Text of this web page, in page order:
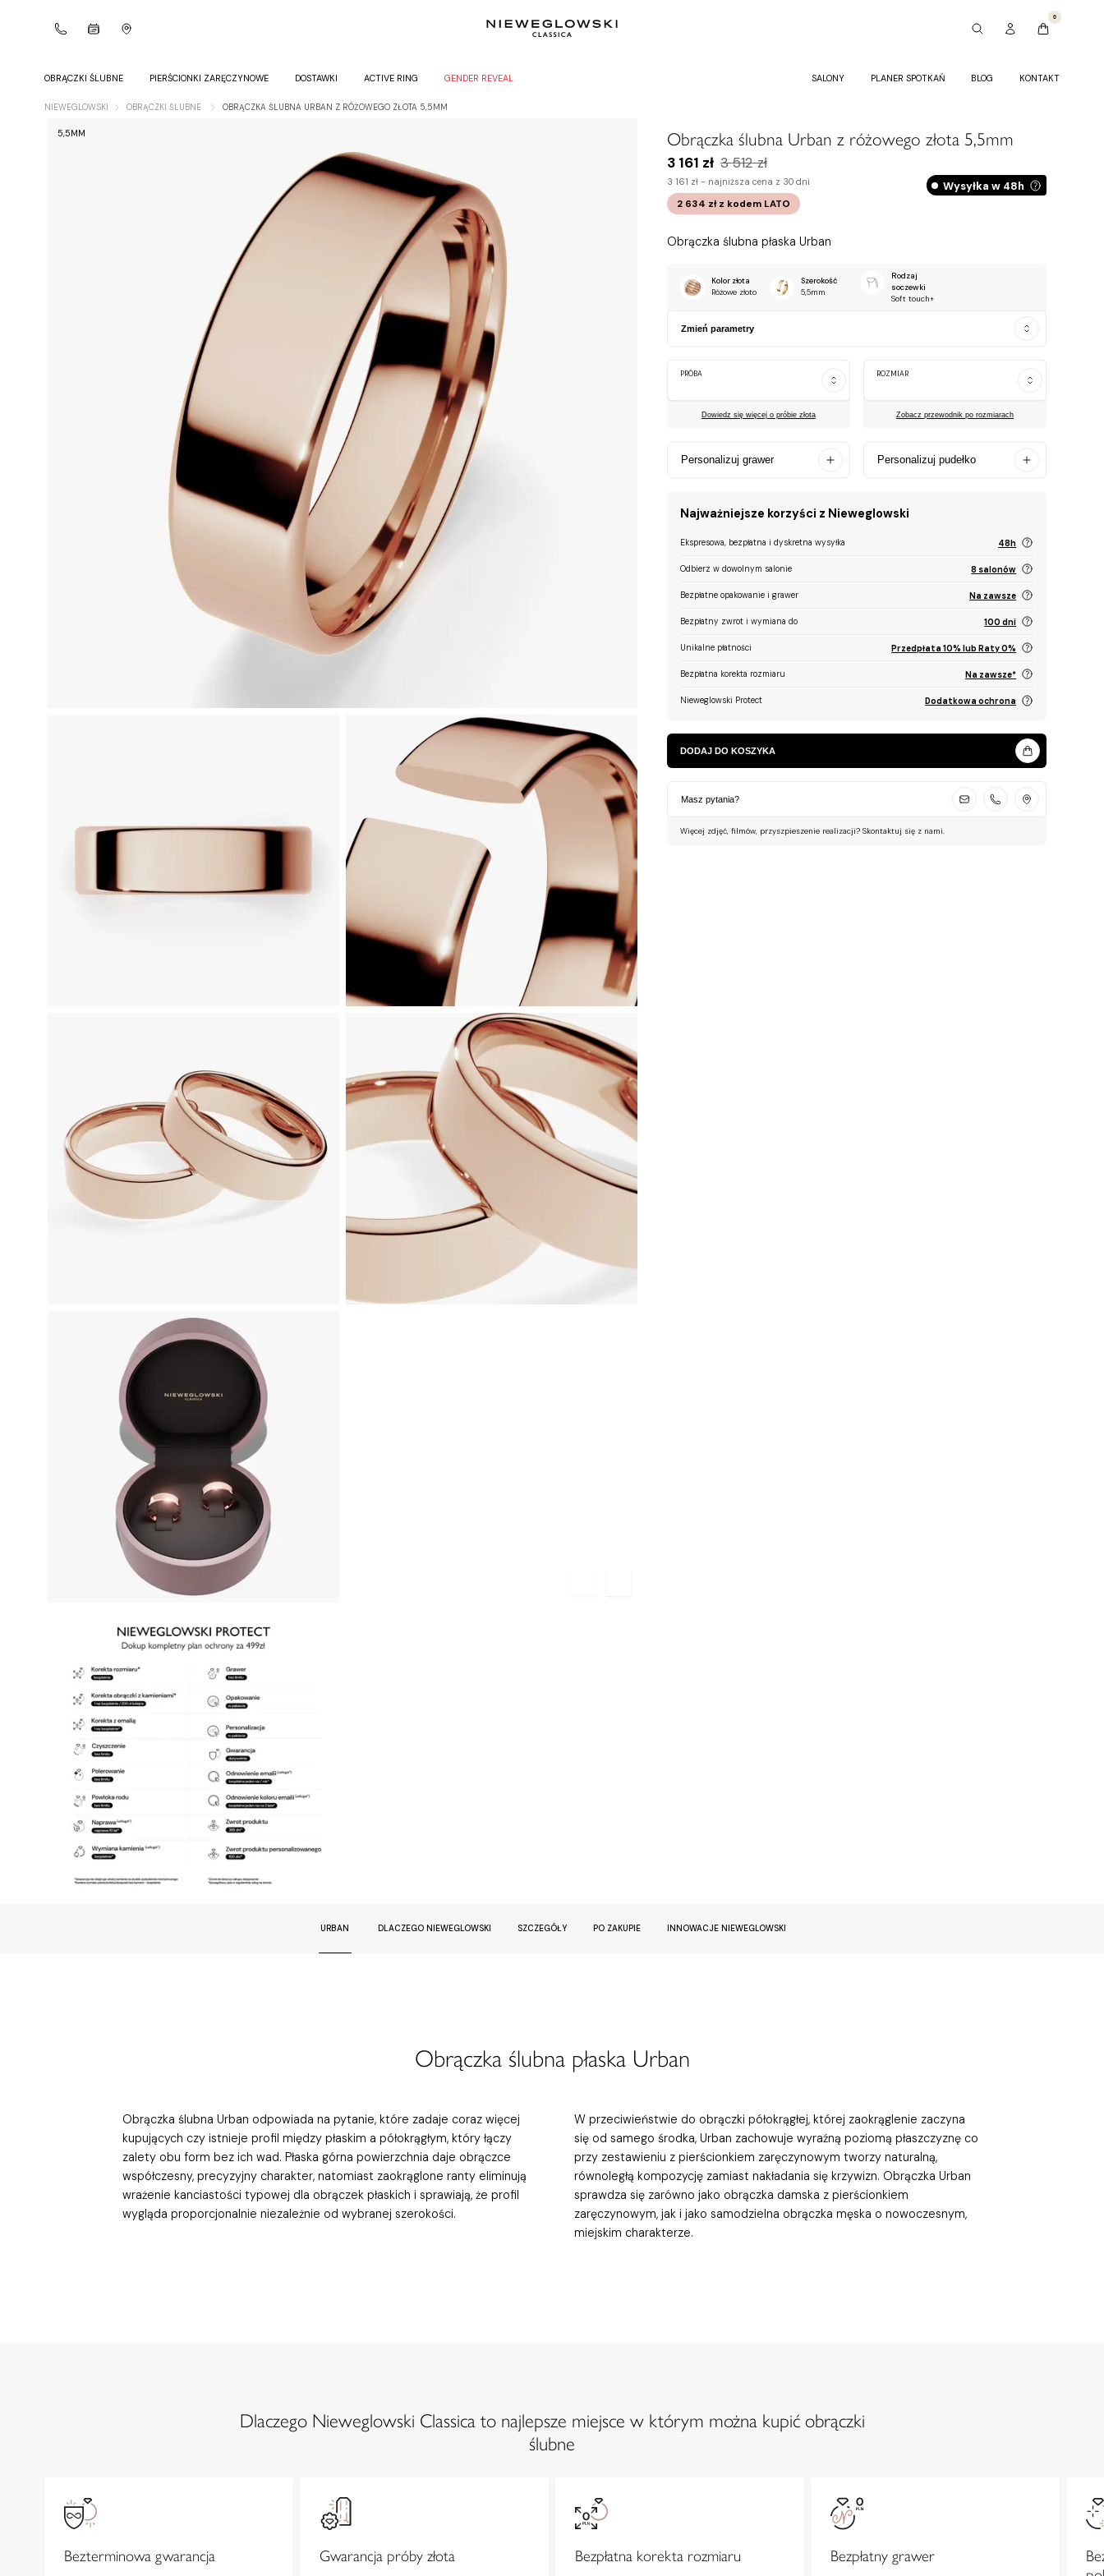
0
OBRĄCZKI ŚLUBNE PIERŚCIONKI ZARĘCZYNOWE DOSTAWKI ACTIVE RING GENDER REVEAL SALONY PLANER SPOTKAŃ BLOG KONTAKT
NIEWEGLOWSKI OBRĄCZKI ŚLUBNE OBRĄCZKA ŚLUBNA URBAN Z RÓŻOWEGO ZŁOTA 5,5MM
5,5MM Obrączka ślubna Urban z różowego złota 5,5mm
3 161 zł 3 512 zł
3 161 zł - najniższa cena z 30 dni
2 634 zł z kodemLATO
Wysyłka w 48h
Obrączka ślubna płaska Urban
Kolor złota
Różowe złoto
Szerokość
5,5mm
Rodzaj
soczewki
Soft touch+
Zmień parametry
PRÓBA
Dowiedz się więcej o próbie złota
ROZMIAR
Zobacz przewodnik po rozmiarach
Personalizuj grawer Personalizuj pudełko
Najważniejsze korzyści z Nieweglowski
Ekspresowa, bezpłatna i dyskretna wysyłka 48h
Odbierz w dowolnym salonie 8 salonów
Bezpłatne opakowanie i grawer Na zawsze
Bezpłatny zwrot i wymiana do 100 dni
Unikalne płatności Przedpłata 10% lub Raty 0%
Bezpłatna korekta rozmiaru Na zawsze*
Nieweglowski Protect Dodatkowa ochrona
DODAJ DO KOSZYKA
Masz pytania?
Więcej zdjęć, filmów, przyszpieszenie realizacji? Skontaktuj się z nami.
URBAN DLACZEGO NIEWEGLOWSKI SZCZEGÓŁY PO ZAKUPIE INNOWACJE NIEWEGLOWSKI
Obrączka ślubna płaska Urban
Obrączka ślubna Urban odpowiada na pytanie, które zadaje coraz więcej
kupujących czy istnieje profil między płaskim a półokrągłym, który łączy
zalety obu form bez ich wad. Płaska górna powierzchnia daje obrączce
współczesny, precyzyjny charakter, natomiast zaokrąglone ranty eliminują
wrażenie kanciastości typowej dla obrączek płaskich i sprawiają, że profil
wygląda proporcjonalnie niezależnie od wybranej szerokości.
W przeciwieństwie do obrączki półokrągłej, której zaokrąglenie zaczyna
się od samego środka, Urban zachowuje wyraźną poziomą płaszczyznę co
przy zestawieniu z pierścionkiem zaręczynowym tworzy naturalną,
równoległą kompozycję zamiast nakładania się krzywizn. Obrączka Urban
sprawdza się zarówno jako obrączka damska z pierścionkiem
zaręczynowym, jak i jako samodzielna obrączka męska o nowoczesnym,
miejskim charakterze.
Dlaczego Nieweglowski Classica to najlepsze miejsce w którym można kupić obrączki
ślubne
Bezterminowa gwarancja Gwarancja próby złota Bezpłatna korekta rozmiaru Bezpłatny grawer